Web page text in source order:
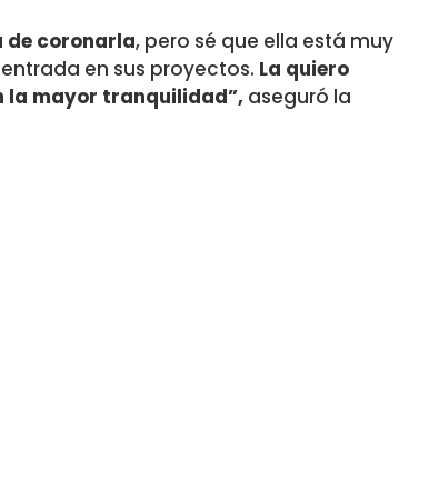
de coronarla, pero sé que ella está muy
en sus proyectos. La quiero
la mayor tranquilidad”, aseguró la